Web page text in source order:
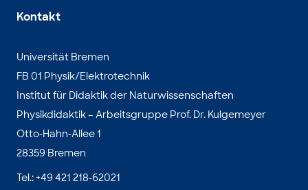
Kontakt
Universität Bremen
FB 01 Physik/Elektrotechnik
Institut für Didaktik der Naturwissenschaften
Physikdidaktik – Arbeitsgruppe Prof. Dr. Kulgemeyer
Otto-Hahn-Allee 1
28359 Bremen
Tel.: +49 421 218-62021